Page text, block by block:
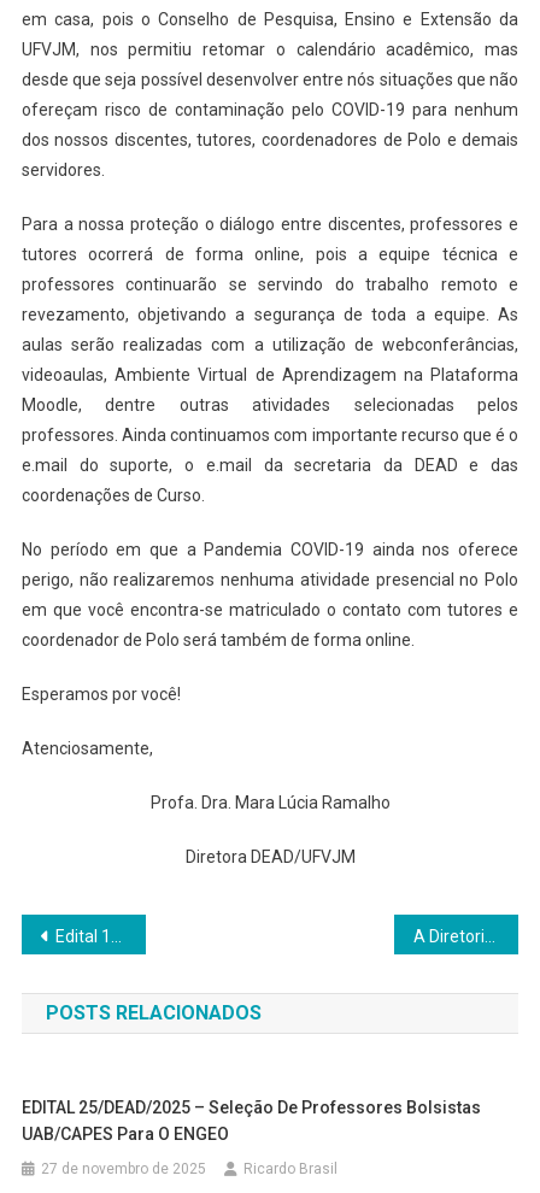
em casa, pois o Conselho de Pesquisa, Ensino e Extensão da
UFVJM, nos permitiu retomar o calendário acadêmico, mas
desde que seja possível desenvolver entre nós situações que não
ofereçam risco de contaminação pelo COVID-19 para nenhum
dos nossos discentes, tutores, coordenadores de Polo e demais
servidores.
Para a nossa proteção o diálogo entre discentes, professores e
tutores ocorrerá de forma online, pois a equipe técnica e
professores continuarão se servindo do trabalho remoto e
revezamento, objetivando a segurança de toda a equipe. As
aulas serão realizadas com a utilização de webconferâncias,
videoaulas, Ambiente Virtual de Aprendizagem na Plataforma
Moodle, dentre outras atividades selecionadas pelos
professores. Ainda continuamos com importante recurso que é o
e.mail do suporte, o e.mail da secretaria da DEAD e das
coordenações de Curso.
No período em que a Pandemia COVID-19 ainda nos oferece
perigo, não realizaremos nenhuma atividade presencial no Polo
em que você encontra-se matriculado o contato com tutores e
coordenador de Polo será também de forma online.
Esperamos por você!
Atenciosamente,
Profa. Dra. Mara Lúcia Ramalho
Diretora DEAD/UFVJM
Navegação
de
Post
Edital 15/DEAD/2020 – Seleção de professores bolsistas – Especialização em Direitos Humanos
POSTS RELACIONADOS
EDITAL 25/DEAD/2025 – Seleção De Professores Bolsistas
UAB/CAPES Para O ENGEO
27 de novembro de 2025 Ricardo Brasil